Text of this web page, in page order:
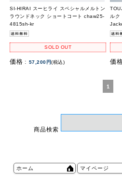
SI-HIRAI スーヒライ スペシャルメルトン
ラウンドネック ショートコート chaw25-
4815sh-kr
SOLD OUT
価格 : 57,200円(税込)
ルク
価
1
商品検索
ホーム マイページ